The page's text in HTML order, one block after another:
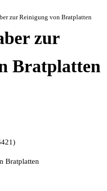
zur Reinigung von Bratplatten
zur
Bratplatten
Bratplatten